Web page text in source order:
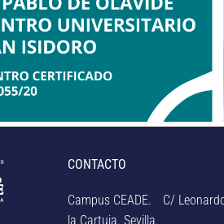
CONTACTO
Campus CEADE. C/
la Cartuja. Sevilla.